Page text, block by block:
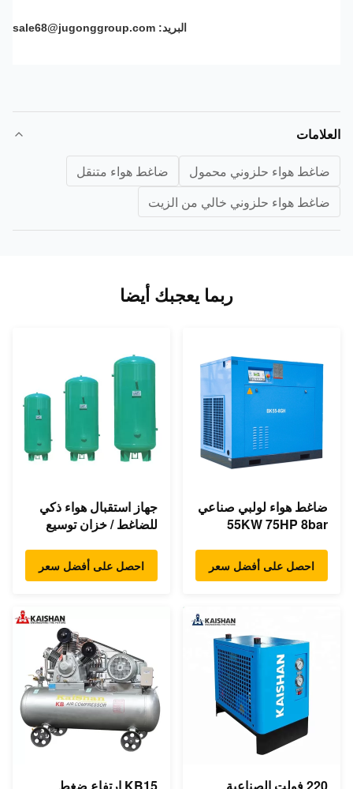
البريد: sale68@jugonggroup.com
هواء حلزوني محمول
ضاغط هواء متنقل
هواء حلزوني خالي من الزيت
ربما يعجبك أيضا
ضاغط هواء لولبي صناعي
55KW 75HP 8bar
غير متزامن
احصل على أفضل سعر
جهاز استقبال هواء ذكي
للضاغط / خزان توسيع
احصل على أفضل سعر
220 فولت الصناعية
KB15 ارتفاع ضغط